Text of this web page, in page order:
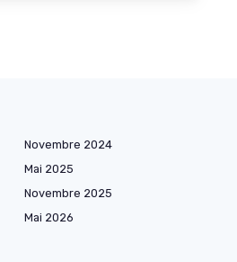
Novembre 2024
Mai 2025
Novembre 2025
Mai 2026